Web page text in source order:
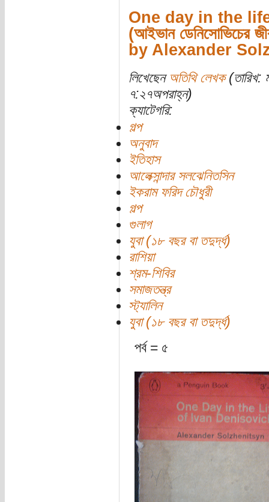
One day in the
(আইভান ডেনিসোভিচের
by Alexander
লিখেছেন অতিথি লেখক(তারিখ:
৭:২৭অপরাহ্ন)
ক্যাটেগরি:
গল্প
অনুবাদ
ইতিহাস
আলেক্সান্দার সলঝেনিতসিন
ইকরাম ফরিদ চৌধুরী
গল্প
গুলাগ
যুবা (১৮ বছর বা তদুর্দ্ধ)
রাশিয়া
শ্রম-শিবির
সমাজতন্ত্র
স্ট্যালিন
যুবা (১৮ বছর বা তদুর্দ্ধ)
পর্ব = ৫